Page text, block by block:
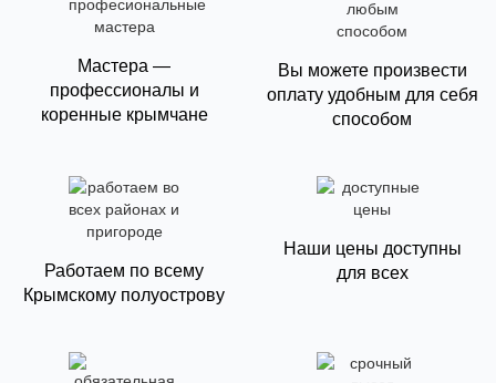
Мастера —
профессионалы и
коренные крымчане
Вы можете произвести
оплату удобным для себя
способом
Работаем по всему
Крымскому полуострову
Наши цены доступны
для всех